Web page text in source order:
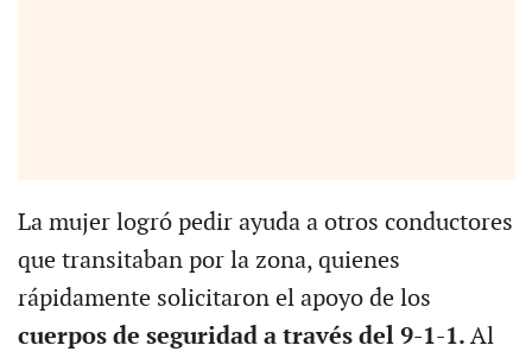
La mujer logró pedir ayuda a otros conductores
que transitaban por la zona, quienes
rápidamente solicitaron el apoyo de los
cuerpos de seguridad a través del 9-1-1. Al